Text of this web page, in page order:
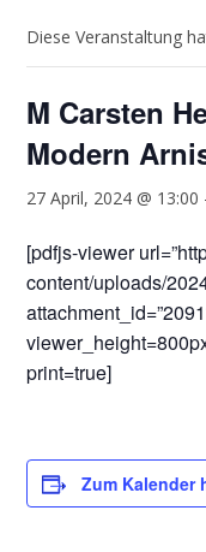
Diese Veranstaltung
M Carsten
Modern
27 April, 2024 @ 13:00
[pdfjs-viewer
content/uploads/
print=true]
Zum Kalender